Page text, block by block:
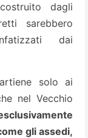
dagli
sarebbero
dai
solo ai
nel Vecchio
gli assedi,